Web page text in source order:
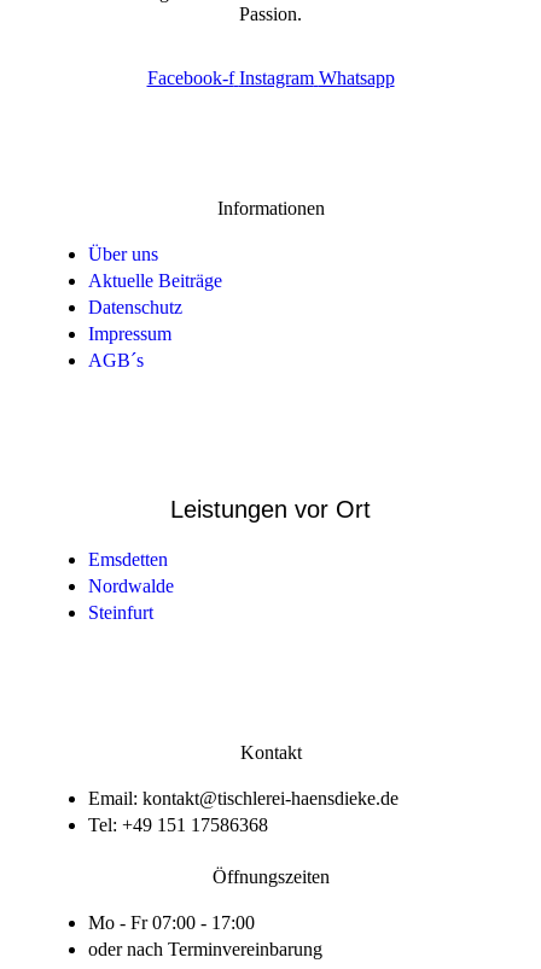
Passion.
Facebook-f Instagram Whatsapp
Informationen
Über uns
Aktuelle Beiträge
Datenschutz
Impressum
AGB´s
Leistungen vor Ort
Emsdetten
Nordwalde
Steinfurt
Kontakt
Email: kontakt@tischlerei-haensdieke.de
Tel: +49 151 17586368
Öffnungszeiten
Mo - Fr 07:00 - 17:00
oder nach Terminvereinbarung